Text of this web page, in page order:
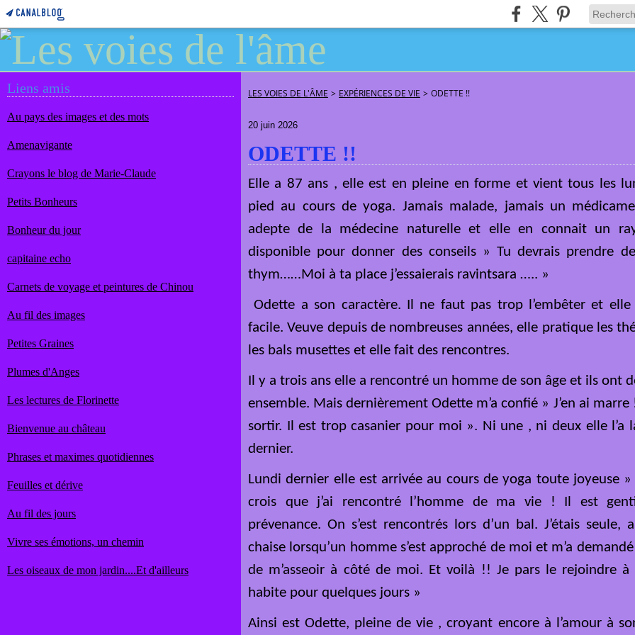
Liens amis
Au pays des images et des mots
Amenavigante
Crayons le blog de Marie-Claude
Petits Bonheurs
Bonheur du jour
capitaine echo
Carnets de voyage et peintures de Chinou
Au fil des images
Petites Graines
Plumes d'Anges
Les lectures de Florinette
Bienvenue au château
Phrases et maximes quotidiennes
Feuilles et dérive
Au fil des jours
Vivre ses émotions, un chemin
Les oiseaux de mon jardin....Et d'ailleurs
LES VOIES DE L'ÂME > EXPÉRIENCES DE VIE > ODETTE !!
20 juin 2026
ODETTE !!
Elle a 87 ans , elle est en pleine en forme et vient tous les
pied au cours de yoga. Jamais malade, jamais un
adepte de la médecine naturelle et elle en connait un
disponible pour donner des conseils » Tu devrais prendre de
thym……Moi à ta place j’essaierais ravintsara ….. »
Odette a son caractère. Il ne faut pas trop l’embêter et
facile. Veuve depuis de nombreuses années, elle pratique les
les bals musettes et elle fait des rencontres.
Il y a trois ans elle a rencontré un homme de son âge et ils ont
ensemble. Mais dernièrement Odette m’a confié » J’en ai marre
sortir. Il est trop casanier pour moi ». Ni une , ni deux elle l’a
dernier.
Lundi dernier elle est arrivée au cours de yoga toute joyeuse
crois que j’ai rencontré l’homme de ma vie ! Il est
prévenance. On s’est rencontrés lors d’un bal. J’étais seule,
chaise lorsqu’un homme s’est approché de moi et m’a
de m’asseoir à côté de moi. Et voilà !! Je pars le rejoindre à
habite pour quelques jours »
Ainsi est Odette, pleine de vie , croyant encore à l’amour à